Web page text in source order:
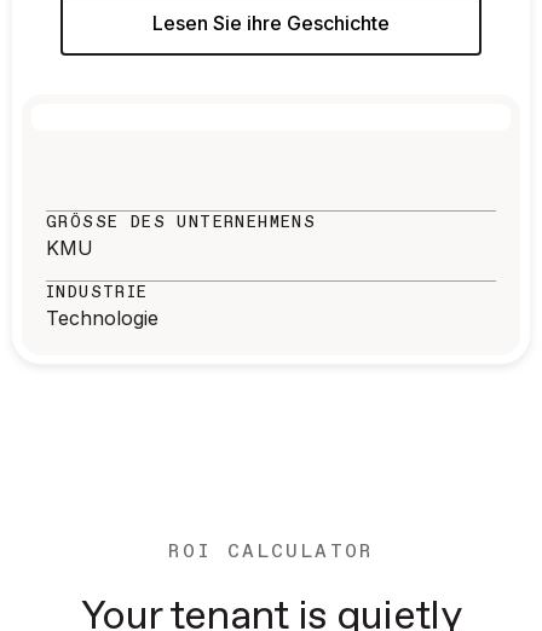
Lesen Sie ihre Geschichte
GRÖSSE DES UNTERNEHMENS
KMU
INDUSTRIE
Technologie
ROI CALCULATOR
Your tenant is quietly